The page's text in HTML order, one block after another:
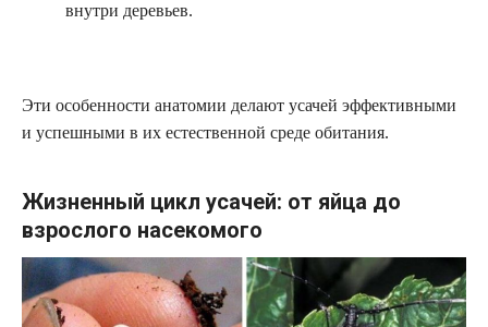
внутри деревьев.
Эти особенности анатомии делают усачей эффективными
и успешными в их естественной среде обитания.
Жизненный цикл усачей: от яйца до
взрослого насекомого